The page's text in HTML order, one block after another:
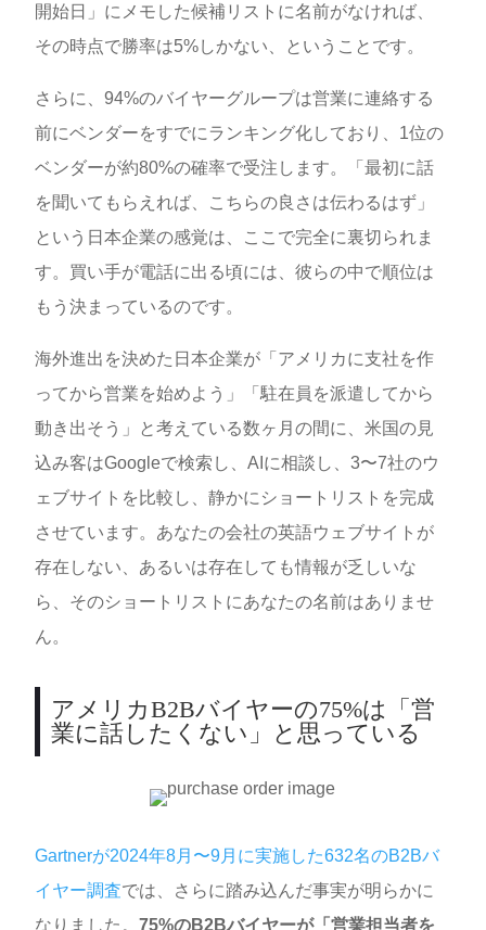
開始日」にメモした候補リストに名前がなければ、
その時点で勝率は5%しかない、ということです。
さらに、94%のバイヤーグループは営業に連絡する
前にベンダーをすでにランキング化しており、1位の
ベンダーが約80%の確率で受注します。「最初に話
を聞いてもらえれば、こちらの良さは伝わるはず」
という日本企業の感覚は、ここで完全に裏切られま
す。買い手が電話に出る頃には、彼らの中で順位は
もう決まっているのです。
海外進出を決めた日本企業が「アメリカに支社を作
ってから営業を始めよう」「駐在員を派遣してから
動き出そう」と考えている数ヶ月の間に、米国の見
込み客はGoogleで検索し、AIに相談し、3〜7社のウ
ェブサイトを比較し、静かにショートリストを完成
させています。あなたの会社の英語ウェブサイトが
存在しない、あるいは存在しても情報が乏しいな
ら、そのショートリストにあなたの名前はありませ
ん。
アメリカB2Bバイヤーの75%は「営
業に話したくない」と思っている
Gartnerが2024年8月〜9月に実施した632名のB2Bバ
イヤー調査では、さらに踏み込んだ事実が明らかに
なりました。75%のB2Bバイヤーが「営業担当者を